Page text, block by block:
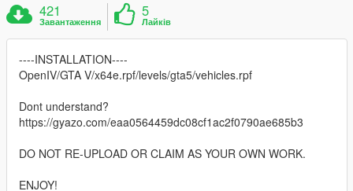
421
Завантаження
5
Лайків
----INSTALLATION----
OpenIV/GTA V/x64e.rpf/levels/gta5/vehicles.rpf
Dont understand?
https://gyazo.com/eaa0564459dc08cf1ac2f0790ae685b3
DO NOT RE-UPLOAD OR CLAIM AS YOUR OWN WORK.
ENJOY!